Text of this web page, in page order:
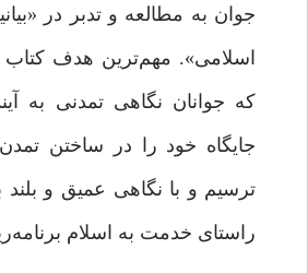
جوان به مطالعه و تدبر در
اسلامی». مهم‌ترین هدف
که جوانان نگاهی تمدنی به
جایگاه خود را در ساختن
ترسیم و با نگاهی عمیق و بلند
راستای خدمت به اسلام